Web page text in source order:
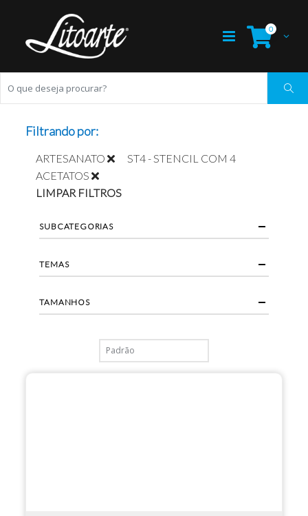
0
Filtrando por:
ARTESANATO
ST4 - STENCIL COM 4
ACETATOS
LIMPAR FILTROS
SUBCATEGORIAS
TEMAS
TAMANHOS